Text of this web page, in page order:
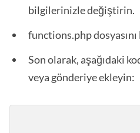
bilgilerinizle değiştirin.
functions.php
Son olarak, aşağıdaki
veya gönderiye ekleyin: